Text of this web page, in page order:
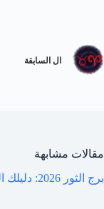
ال السابقة
مقالات مشابهة
برج الثور 2026: دليلك الكامل للنجاح، السلطة، والثروة الدائمة